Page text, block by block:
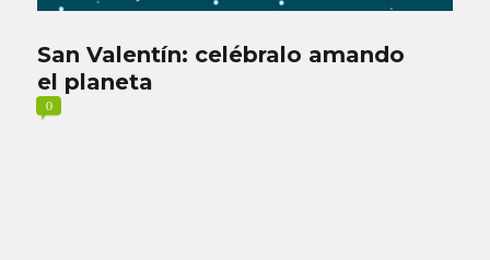
San Valentín: celébralo amando
el planeta
0